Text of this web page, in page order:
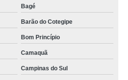
Bagé
Barão do Cotegipe
Bom Princípio
Camaquã
Campinas do Sul